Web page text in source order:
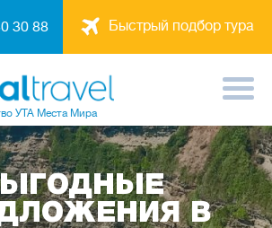
Быстрый подбор тура
30 88
УТА Места Мира
В